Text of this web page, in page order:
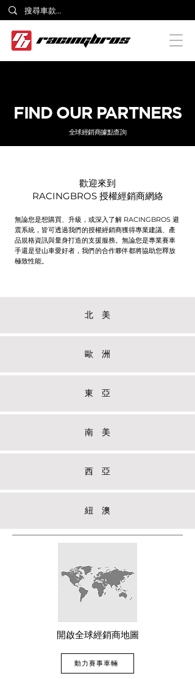
FIND OUR PARTNERS
全球經銷商據點查詢
歡迎來到
RACINGBROS 授權經銷商網絡
無論您是想購買、升級，或深入了解 RACINGBROS 避
震系統，皆可透過我們的授權經銷商獲得專業建議、產
品規格資訊與量身打造的支援服務。無論您是專業賽車
手還是登山車愛好者，我們的合作夥伴都將協助您釋放
極致性能。
北 美
歐 洲
東 亞
南 美
西 亞
紐 澳
開啟全球經銷商地圖
動力賽事車輛